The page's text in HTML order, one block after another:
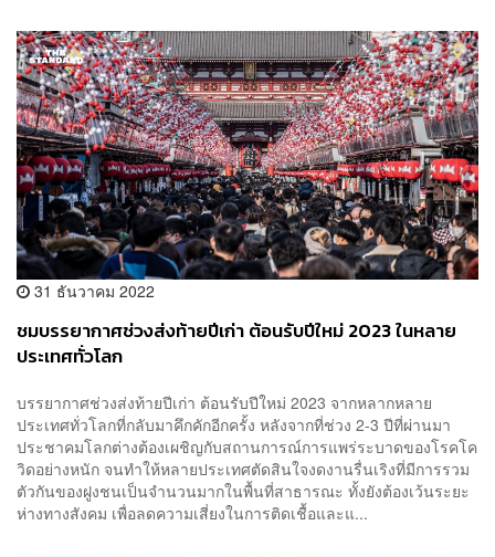
31 ธันวาคม 2022
ชมบรรยากาศช่วงส่งท้ายปีเก่า ต้อนรับปีใหม่ 2023 ในหลาย
ประเทศทั่วโลก
บรรยากาศช่วงส่งท้ายปีเก่า ต้อนรับปีใหม่ 2023 จากหลากหลาย
ประเทศทั่วโลกที่กลับมาคึกคักอีกครั้ง หลังจากที่ช่วง 2-3 ปีที่ผ่านมา
ประชาคมโลกต่างต้องเผชิญกับสถานการณ์การแพร่ระบาดของโรคโค
วิดอย่างหนัก จนทำให้หลายประเทศตัดสินใจงดงานรื่นเริงที่มีการรวม
ตัวกันของฝูงชนเป็นจำนวนมากในพื้นที่สาธารณะ ทั้งยังต้องเว้นระยะ
ห่างทางสังคม เพื่อลดความเสี่ยงในการติดเชื้อและแ...